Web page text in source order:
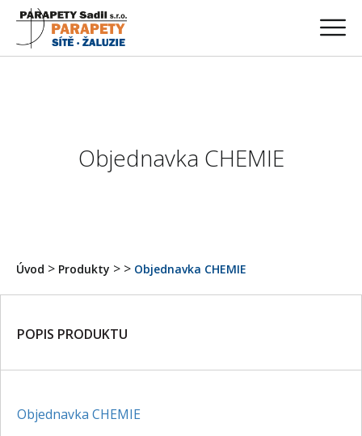
Objednavka CHEMIE
Úvod > Produkty > > Objednavka CHEMIE
POPIS PRODUKTU
Objednavka CHEMIE